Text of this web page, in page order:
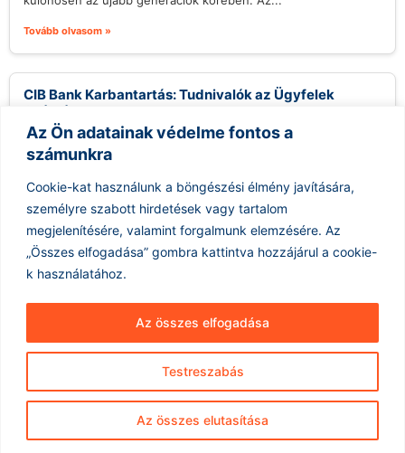
Az Ön adatainak védelme fontos a
számunkra
Cookie-kat használunk a böngészési élmény javítására,
személyre szabott hirdetések vagy tartalom
megjelenítésére, valamint forgalmunk elemzésére. Az
„Összes elfogadása” gombra kattintva hozzájárul a cookie-
k használatához.
Testreszabás
Az összes elutasítása
Az összes elfogadása
Tovább olvasom »
CIB Bank Karbantartás: Tudnivalók az Ügyfelek
Számára
2026.08.07.
A CIB Bank bejelentette, hogy augusztus közepén
karbantartási munkálatokat végeznek a rendszerükön, mely
időszak alatt szünetelni fog az online banki...
Tovább olvasom »
Hírarchívum Impresszum
ÁSZF
Adatkezelés